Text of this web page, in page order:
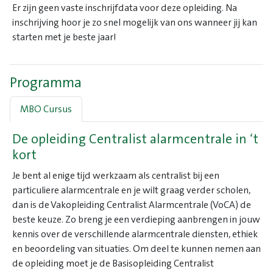
Er zijn geen vaste inschrijfdata voor deze opleiding. Na
inschrijving hoor je zo snel mogelijk van ons wanneer jij kan
starten met je beste jaar!
Programma
MBO Cursus
De opleiding Centralist alarmcentrale in ‘t
kort
Je bent al enige tijd werkzaam als centralist bij een
particuliere alarmcentrale en je wilt graag verder scholen,
dan is de Vakopleiding Centralist Alarmcentrale (VoCA) de
beste keuze. Zo breng je een verdieping aanbrengen in jouw
kennis over de verschillende alarmcentrale diensten, ethiek
en beoordeling van situaties. Om deel te kunnen nemen aan
de opleiding moet je de Basisopleiding Centralist